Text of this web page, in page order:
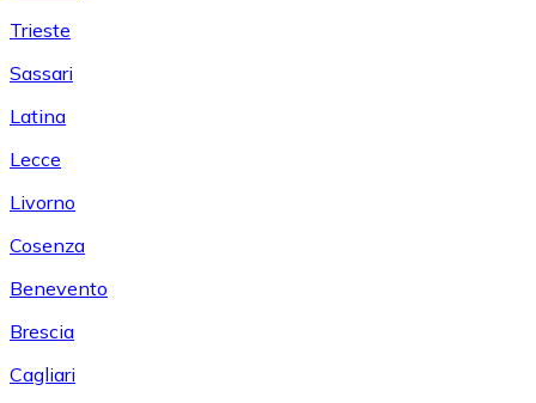
Trieste
Sassari
Latina
Lecce
Livorno
Cosenza
Benevento
Brescia
Cagliari